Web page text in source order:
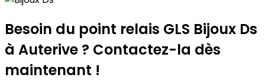
+
−
Besoin du point relais GLS Bijoux Ds
à Auterive ? Contactez-la dès
maintenant !